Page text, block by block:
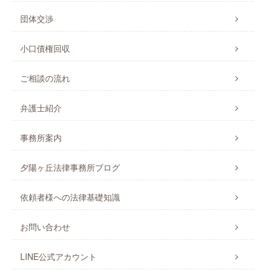
団体交渉
小口債権回収
ご相談の流れ
弁護士紹介
事務所案内
夕陽ヶ丘法律事務所ブログ
依頼者様への法律基礎知識
お問い合わせ
LINE公式アカウント